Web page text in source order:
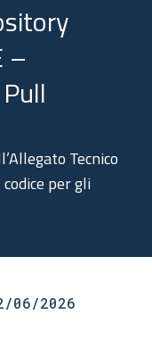
–
Tecnico
per gli
06/2026